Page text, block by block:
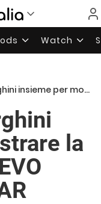
Watch
la nuova Huracán EVO RWD Spyder in AR
la